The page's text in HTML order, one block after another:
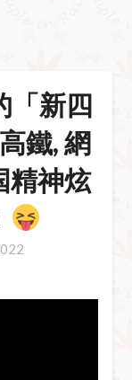
「新四
鐵, 網
精神炫